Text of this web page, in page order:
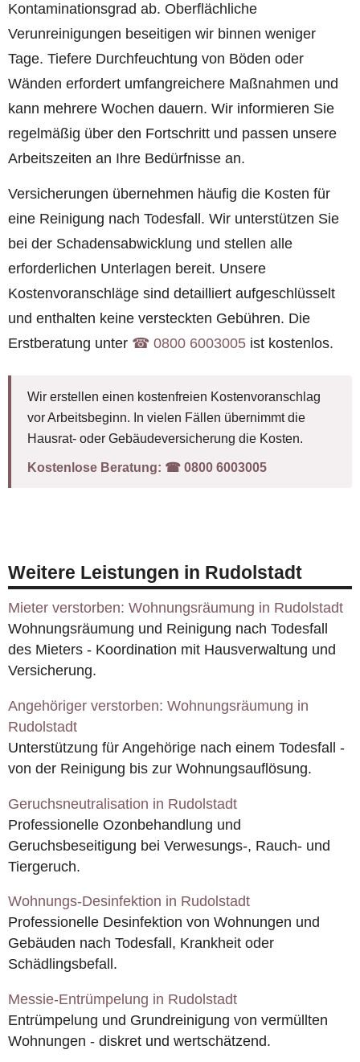
Kontaminationsgrad ab. Oberflächliche
Verunreinigungen beseitigen wir binnen weniger
Tage. Tiefere Durchfeuchtung von Böden oder
Wänden erfordert umfangreichere Maßnahmen und
kann mehrere Wochen dauern. Wir informieren Sie
regelmäßig über den Fortschritt und passen unsere
Arbeitszeiten an Ihre Bedürfnisse an.
Versicherungen übernehmen häufig die Kosten für
eine Reinigung nach Todesfall. Wir unterstützen Sie
bei der Schadensabwicklung und stellen alle
erforderlichen Unterlagen bereit. Unsere
Kostenvoranschläge sind detailliert aufgeschlüsselt
und enthalten keine versteckten Gebühren. Die
Erstberatung unter ☎︎ 0800 6003005 ist kostenlos.
Wir erstellen einen kostenfreien Kostenvoranschlag
vor Arbeitsbeginn. In vielen Fällen übernimmt die
Hausrat- oder Gebäudeversicherung die Kosten.
Kostenlose Beratung: ☎︎ 0800 6003005
Weitere Leistungen in Rudolstadt
Mieter verstorben: Wohnungsräumung in Rudolstadt
Wohnungsräumung und Reinigung nach Todesfall
des Mieters - Koordination mit Hausverwaltung und
Versicherung.
Angehöriger verstorben: Wohnungsräumung in
Rudolstadt
Unterstützung für Angehörige nach einem Todesfall -
von der Reinigung bis zur Wohnungsauflösung.
Geruchsneutralisation in Rudolstadt
Professionelle Ozonbehandlung und
Geruchsbeseitigung bei Verwesungs-, Rauch- und
Tiergeruch.
Wohnungs-Desinfektion in Rudolstadt
Professionelle Desinfektion von Wohnungen und
Gebäuden nach Todesfall, Krankheit oder
Schädlingsbefall.
Messie-Entrümpelung in Rudolstadt
Entrümpelung und Grundreinigung von vermüllten
Wohnungen - diskret und wertschätzend.